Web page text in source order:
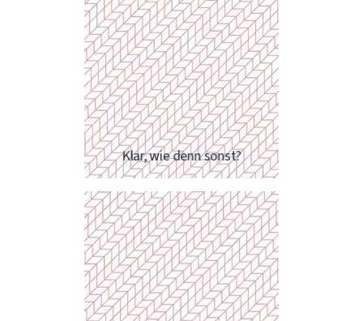
Versuchen Sie, einen Finanzplan
aufzustellen und immer
einzutragen, wann und wofür Sie
das redlich verdiente Geld
ausgegeben haben
Klar, wie denn sonst?